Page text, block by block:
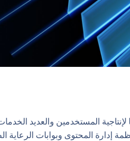
المستخدمين والعديد
إدارة المحتوى وبوابات الرعاية